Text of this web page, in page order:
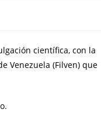
científica, con la
Venezuela (Filven) que